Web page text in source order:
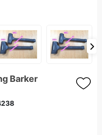
Barker